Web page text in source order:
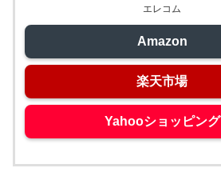
エレコム
Amazon
楽天市場
Yahooショッピング